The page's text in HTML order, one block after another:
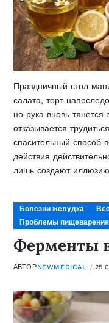
Праздничный стол
салата, торт
но рука вновь тянется
отказывается
спасительный способ
действия
лишь создают
Болезни желудка
Проблемы пищеварения
Ферменты
АВТОРNEWMEDICAL